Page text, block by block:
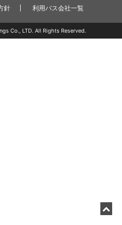
針
利用バス会社一覧
Co., LTD. All Rights Reserved.